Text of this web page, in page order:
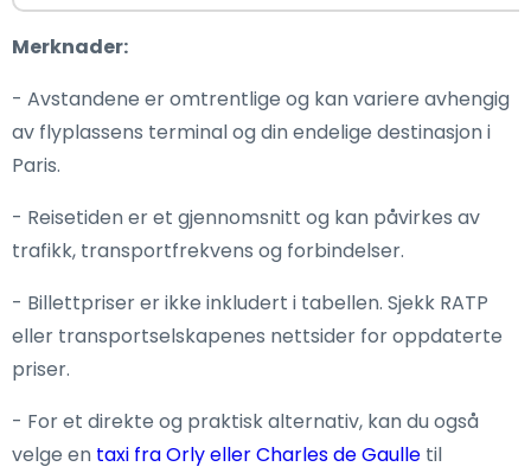
Merknader:
- Avstandene er omtrentlige og kan variere avhengig
av flyplassens terminal og din endelige destinasjon i
Paris.
- Reisetiden er et gjennomsnitt og kan påvirkes av
trafikk, transportfrekvens og forbindelser.
- Billettpriser er ikke inkludert i tabellen. Sjekk RATP
eller transportselskapenes nettsider for oppdaterte
priser.
- For et direkte og praktisk alternativ, kan du også
velge en taxi fra Orly eller Charles de Gaulle til